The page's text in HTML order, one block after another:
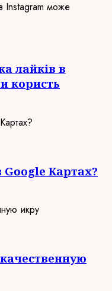
лайків в
користь
Картах?